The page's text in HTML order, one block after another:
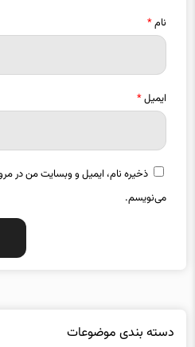
نام*
ایمیل*
ذخیره نام، ایمیل و وبسایت من در
می‌نویسم.
دسته بندی موضوعات